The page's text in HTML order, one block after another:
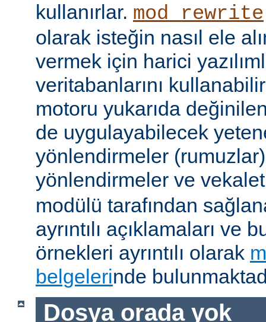
kullanırlar. mod_rewrite
olarak isteğin nasıl ele
vermek için harici
veritabanlarını
motoru yukarıda
de uygulayabilecek
yönlendirmeler
yönlendirmeler ve
modülü tarafından
ayrıntılı açıklamaları ve
örnekleri ayrıntılı olarak
belgelerinde
Dosya orada yok